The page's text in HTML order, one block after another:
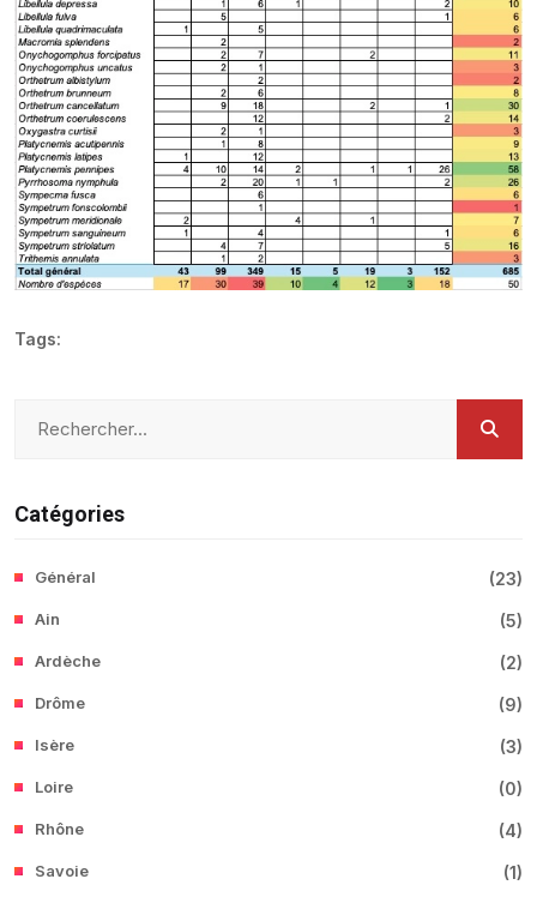
Tags:
Catégories
Général (23)
Ain (5)
Ardèche (2)
Drôme (9)
Isère (3)
Loire (0)
Rhône (4)
Savoie (1)